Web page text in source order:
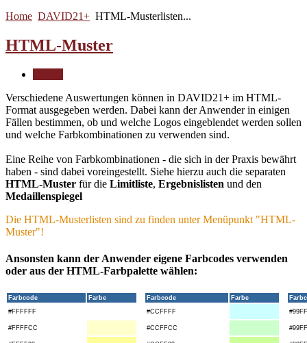
Home DAVID21+ HTML-Musterlisten...
HTML-Muster
Verschiedene Auswertungen können in DAVID21+ im HTML-
Format ausgegeben werden. Dabei kann der Anwender in einigen
Fällen bestimmen, ob und welche Logos eingeblendet werden sollen
und welche Farbkombinationen zu verwenden sind.
Eine Reihe von Farbkombinationen - die sich in der Praxis bewährt
haben - sind dabei voreingestellt. Siehe hierzu auch die separaten
HTML-Muster für die Limitliste, Ergebnislisten und den
Medaillenspiegel
Die HTML-Musterlisten sind zu finden unter Menüpunkt "HTML-
Muster"!
Ansonsten kann der Anwender eigene Farbcodes verwenden
oder aus der HTML-Farbpalette wählen:
Farbcode
Farbe
#FFFFFF
#FFFFCC
Farbcode
Farbe
#CCFFFF
#CCFFCC